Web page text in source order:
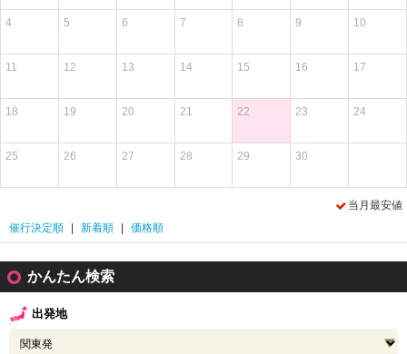
4 5 6 7 8 9 10
11 12 13 14 15 16 17
18 19 20 21 22 23 24
25 26 27 28 29 30
当月最安値
催行決定順
新着順 価格順
かんたん検索
出発地